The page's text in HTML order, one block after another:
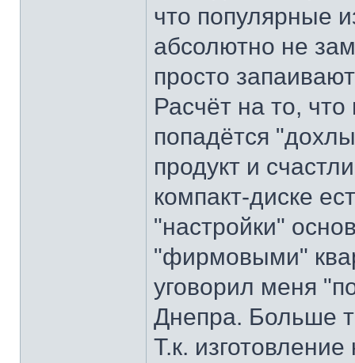
что популярные
абсолютно не
просто
Расчёт на то,
попадётся
продукт и
компакт-диске
"настройки"
"фирмовыми"
уговорил меня
Днепра. Больше
Т.к.